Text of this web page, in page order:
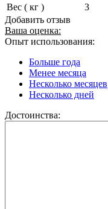
Вес ( кг )
3
Добавить отзыв
Ваша оценка:
Опыт использования:
Больше года
Менее месяца
Несколько месяцев
Несколько дней
Достоинства: